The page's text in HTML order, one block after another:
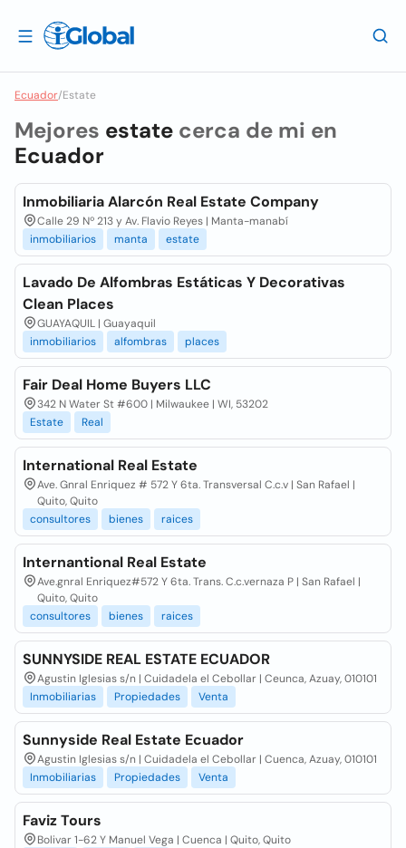
Ecuador/Estate
Mejores estate cerca de mi en
Ecuador
Inmobiliaria Alarcón Real Estate Company
Calle 29 Nº 213 y Av. Flavio Reyes | Manta-manabí
inmobiliarios
manta estate
Lavado De Alfombras Estáticas Y Decorativas
Clean Places
GUAYAQUIL | Guayaquil
inmobiliarios
alfombras places
Fair Deal Home Buyers LLC
342 N Water St #600 | Milwaukee | WI, 53202
Estate
Real
International Real Estate
Ave. Gnral Enriquez # 572 Y 6ta. Transversal C.c.v | San Rafael |
Quito, Quito
consultores
bienes raices
Internantional Real Estate
Ave.gnral Enriquez#572 Y 6ta. Trans. C.c.vernaza P | San Rafael |
Quito, Quito
consultores
bienes raices
SUNNYSIDE REAL ESTATE ECUADOR
Agustin Iglesias s/n | Cuidadela el Cebollar | Ceunca, Azuay, 010101
Inmobiliarias
Propiedades Venta
Sunnyside Real Estate Ecuador
Agustin Iglesias s/n | Cuidadela el Cebollar | Cuenca, Azuay, 010101
Inmobiliarias
Propiedades Venta
Faviz Tours
Bolivar 1-62 Y Manuel Vega | Cuenca | Quito, Quito